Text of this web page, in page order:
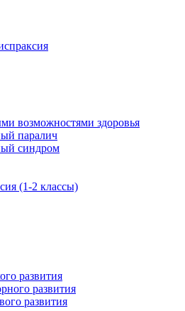
возможностями здоровья
паралич
синдром
(1-2 классы)
развития
развития
развития